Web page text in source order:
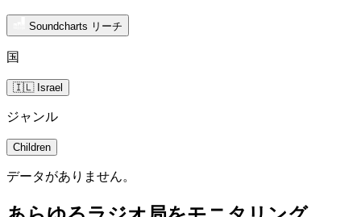
Soundcharts リーチ
国
🇮🇱 Israel
ジャンル
Children
データがありません。